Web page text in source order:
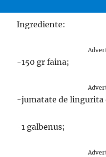
Ingrediente:
-150 gr faina;
-jumatate de lingurita
-1 galbenus;